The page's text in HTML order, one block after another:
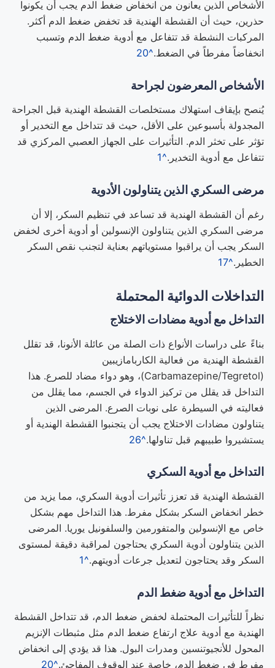
الأشخاص الذين يعانون من انخفاض ضغط الدم يجب أن يكونوا
حذرين، حيث أن القشطة الهندية قد تخفض ضغط الدم أكثر.
المركبات النشطة قد تتفاعل مع أدوية ضغط الدم وتسبب
انخفاضاً مفرطاً في الضغط.^20
الأشخاص المعرضون لجراحة
يُنصح بإيقاف استهلاك مستخلصات القشطة الهندية قبل الجراحة
المجدولة بأسبوعين على الأقل، حيث قد تتداخل مع التخدير أو
تؤثر على تخثر الدم. التأثيرات على الجهاز العصبي المركزي قد
تتفاعل مع أدوية التخدير.^1
مرضى السكري الذين يتناولون الأدوية
رغم أن القشطة الهندية قد تساعد في تنظيم السكر، إلا أن
مرضى السكري الذين يتناولون الإنسولين أو أدوية أخرى لخفض
السكر يجب أن يراقبوا مستوياتهم بعناية لتجنب نقص السكر
الخطير.^17
التداخلات الدوائية المحتملة
التداخل مع أدوية مضادات الاختلاج
بناءً على دراسات الأنواع ذات الصلة من عائلة الأنونا، قد تقلل
القشطة الهندية من فعالية الكاربامازيبين
(Carbamazepine/Tegretol)، وهو دواء مضاد للصرع. هذا
التداخل قد يقلل من تركيز الدواء في الجسم، مما يقلل من
فعاليته في السيطرة على نوبات الصرع. المرضى الذين
يتناولون مضادات الاختلاج يجب أن يتجنبوا القشطة الهندية أو
يستشيروا طبيبهم قبل تناولها.^26
التداخل مع أدوية السكري
القشطة الهندية قد تعزز تأثيرات أدوية السكري، مما يزيد من
خطر انخفاض السكر بشكل مفرط. هذا التداخل مهم بشكل
خاص مع الإنسولين والمتفورمين والسلفونيل يوريا. المرضى
الذين يتناولون أدوية السكري يحتاجون لمراقبة دقيقة لمستوى
السكر وقد يحتاجون لتعديل جرعات أدويتهم.^1
التداخل مع أدوية ضغط الدم
نظراً للتأثيرات المحتملة لخفض ضغط الدم، قد تتداخل القشطة
الهندية مع أدوية علاج ارتفاع ضغط الدم مثل مثبطات الإنزيم
المحول للأنجيوتنسين ومدرات البول. هذا قد يؤدي إلى انخفاض
مفرط في ضغط الدم، خاصة عند الوقوف المفاجئ.^20